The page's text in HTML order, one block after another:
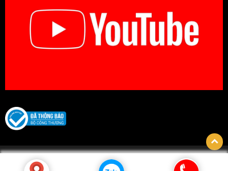
© Bản quyền thuộc về CÔNG TY TNHH BIDICA. Thiết kế bởi